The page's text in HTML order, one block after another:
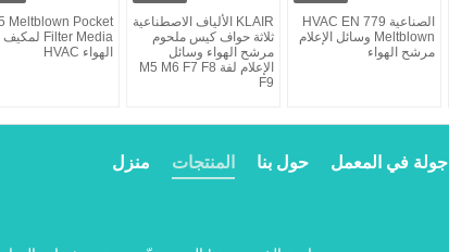
Meltblown Pocket
Filter Media لمكيف
الهواء HVAC
KLAIR الألياف الاصطناعية
ثلاثة حواف كيس ملحوم
مرشح الهواء وسائل
الإعلام لفة M5 M6 F7 F8
F9
الصناعية HVAC EN 779
Meltblown وسائل الإعلام
مرشح الهواء
جولة في المعمل حول بنا المنتجات منزل